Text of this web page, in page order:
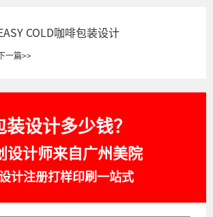
COLD咖啡包装设计
一篇>>
装设计多少钱？
设计师来自广州美院
计注册打样印刷一站式